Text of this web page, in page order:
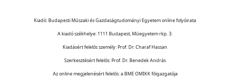
Kiadó: Budapesti Műszaki és Gazdaságtudományi Egyetem online folyóirata
A kiadó székhelye: 1111 Budapest, Műegyetem rkp. 3.
Kiadásért felelős személy: Prof. Dr. Charaf Hassan
Szerkesztésért felelős: Prof. Dr. Benedek András
Az online megjelenésért felelős: a BME OMIKK főigazgatója